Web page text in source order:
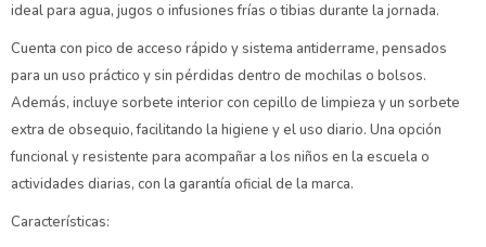
ideal para agua, jugos o infusiones frías o tibias durante la jornada.
Cuenta con pico de acceso rápido y sistema antiderrame, pensados
para un uso práctico y sin pérdidas dentro de mochilas o bolsos.
Además, incluye sorbete interior con cepillo de limpieza y un sorbete
extra de obsequio, facilitando la higiene y el uso diario. Una opción
funcional y resistente para acompañar a los niños en la escuela o
actividades diarias, con la garantía oficial de la marca.
Características: